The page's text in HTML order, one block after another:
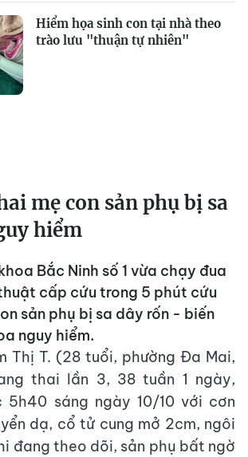
Hiểm họa sinh con tại nhà theo
trào lưu "thuận tự nhiên"
mẹ con sản phụ bị sa
hiểm
Bắc Ninh số 1 vừa chạy đua
cấp cứu trong 5 phút cứu
sản phụ bị sa dây rốn - biến
nguy hiểm.
Thị T. (28 tuổi, phường Đa Mai,
thai lần 3, 38 tuần 1 ngày,
5h40 sáng ngày 10/10 với cơn
dạ, cổ tử cung mở 2cm, ngôi
đang theo dõi, sản phụ bất ngờ